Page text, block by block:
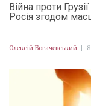
Війна проти
Росія згодом
Олексій Богачевський